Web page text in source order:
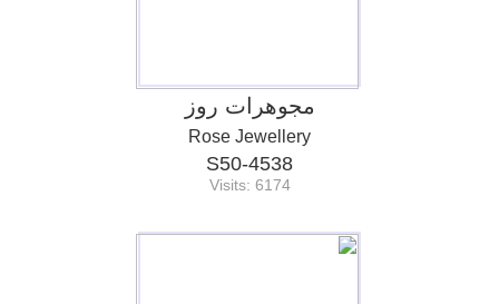
مجوهرات روز
Rose Jewellery
S50-4538
Visits: 6174